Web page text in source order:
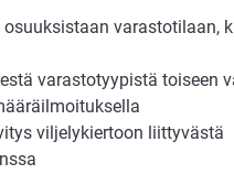
varastotilaan,
varastotyypistä toiseen
viljelykiertoon liittyvästä